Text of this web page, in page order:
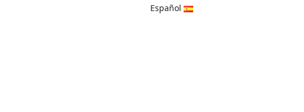
Español